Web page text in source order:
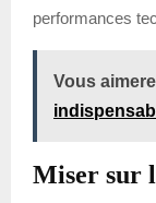
performances
Vous
Miser sur